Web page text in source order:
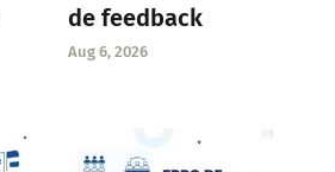
de feedback
Aug 6, 2026